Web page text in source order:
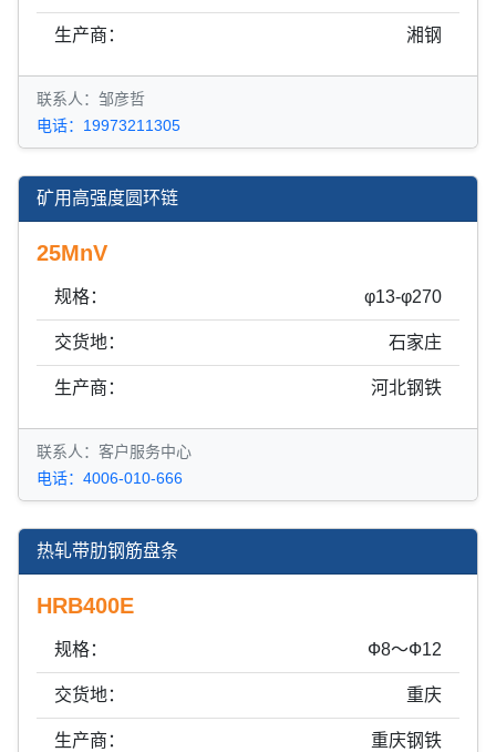
生产商： 湘钢
联系人：邹彦哲
电话：19973211305
矿用高强度圆环链
25MnV
规格： φ13-φ270
交货地： 石家庄
生产商： 河北钢铁
联系人：客户服务中心
电话：4006-010-666
热轧带肋钢筋盘条
HRB400E
规格： Ф8～Ф12
交货地： 重庆
生产商： 重庆钢铁